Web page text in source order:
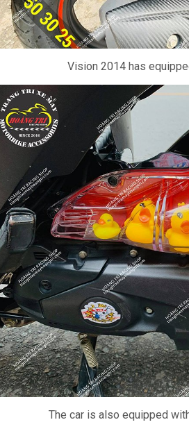
Vision 2014 has
The car is also equipped